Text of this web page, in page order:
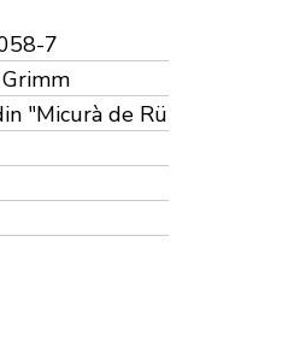
7
"Micurà de Rü